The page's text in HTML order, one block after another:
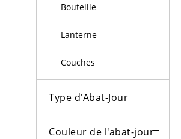
Bouteille
Lanterne
Couches
Type d'Abat-Jour
Couleur de l'abat-jour